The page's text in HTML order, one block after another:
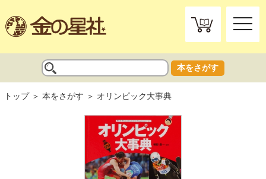
toggle
本をさがす
トップ 本をさがす オリンピック大事典